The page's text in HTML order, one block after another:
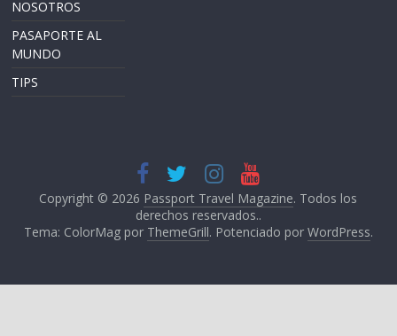
NOSOTROS
PASAPORTE AL
MUNDO
TIPS
Copyright © 2026 Passport Travel Magazine. Todos los
derechos reservados..
Tema: ColorMag por ThemeGrill. Potenciado por WordPress.